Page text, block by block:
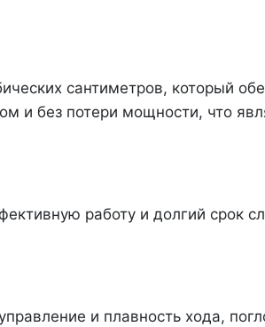
сантиметров, который
и без потери мощности, что
работу и долгий срок
и плавность хода,